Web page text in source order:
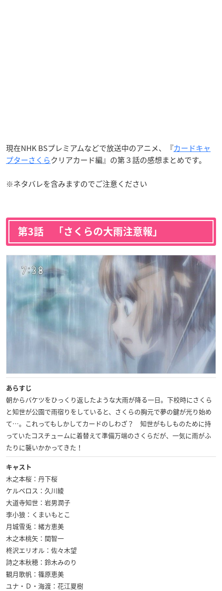
現在NHK BSプレミアムなどで放送中のアニメ、『カードキャ
プターさくらクリアカード編』の第３話の感想まとめです。
※ネタバレを含みますのでご注意ください
第3話 「さくらの大雨注意報」
あらすじ
朝からバケツをひっくり返したような大雨が降る一日。下校時にさくら
と知世が公園で雨宿りをしていると、さくらの胸元で夢の鍵が光り始め
て…。これってもしかしてカードのしわざ？ 知世がもしものために持
っていたコスチュームに着替えて準備万端のさくらだが、一気に雨がふ
たりに襲いかかってきた！
キャスト
木之本桜：丹下桜
ケルベロス：久川綾
大道寺知世：岩男潤子
李小狼：くまいもとこ
月城雪兎：緒方恵美
木之本桃矢：関智一
柊沢エリオル：佐々木望
詩之本秋穂：鈴木みのり
観月歌帆：篠原恵美
ユナ・Ｄ・海渡：花江夏樹